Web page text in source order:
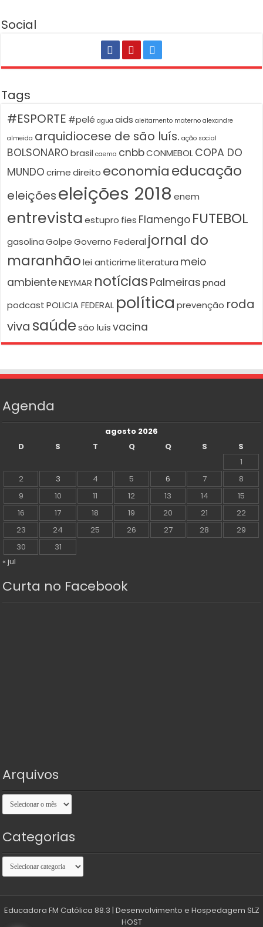
Social
Tags
#ESPORTE #pelé agua aids aleitamento materno alexandre
almeida arquidiocese de são luís. ação social
BOLSONARO brasil caema cnbbCONMEBOLCOPA DO
MUNDO crime direito economiaeducação
eleiçõeseleições 2018 enem
entrevista estupro fies Flamengo FUTEBOL
gasolina Golpe Governo Federal jornal do
maranhão lei anticrime literatura meio
ambienteNEYMAR notícias Palmeiras pnad
podcast POLICIA FEDERAL política prevenção roda
viva saúde são luís vacina
Agenda
agosto 2026
D
S T Q Q S
S
1
2
3 4 5 6 7
8
9
10 11 12 13 14
15
16
17 18 19 20 21
22
23
24 25 26 27 28
29
30
31
« jul
Curta no Facebook
Arquivos
Arquivos
Categorias
Categorias
Educadora FM Católica 88.3 | Desenvolvimento e Hospedagem SLZ
HOST